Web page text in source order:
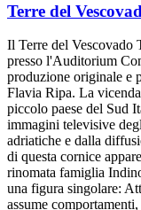
Terre del
Il Terre del Vescovado
presso l'Auditorium
produzione originale e
Flavia Ripa. La
piccolo paese del Sud
immagini televisive
adriatiche e dalla
di questa cornice
rinomata famiglia
una figura singolare:
assume